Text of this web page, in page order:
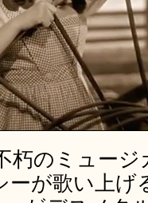
朽のミュー
ーが歌い上げ